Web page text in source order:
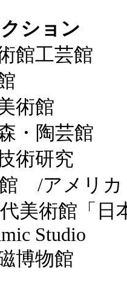
ション
館工芸館
術館
・陶芸館
術研究
/アメリカ
美術館「
Studio
博物館